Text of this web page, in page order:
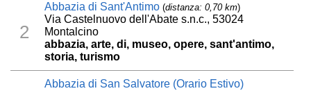
2
Abbazia di Sant'Antimo (distanza: 0,70 km)
Via Castelnuovo dell'Abate s.n.c., 53024
Montalcino
abbazia, arte, di, museo, opere, sant'antimo,
storia, turismo
Abbazia di San Salvatore (Orario Estivo)